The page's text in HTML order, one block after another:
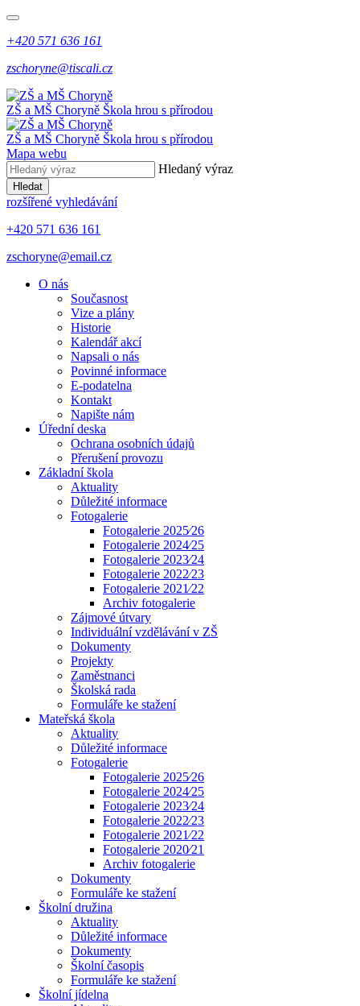
+420 571 636 161
zschoryne@tiscali.cz
ZŠ a MŠ Choryně Škola hrou s přírodou
ZŠ a MŠ Choryně Škola hrou s přírodou
Mapa webu
Hledaný výraz
Hledat
rozšířené vyhledávání
+420 571 636 161
zschoryne@email.cz
O nás
Současnost
Vize a plány
Historie
Kalendář akcí
Napsali o nás
Povinné informace
E-podatelna
Kontakt
Napište nám
Úřední deska
Ochrana osobních údajů
Přerušení provozu
Základní škola
Aktuality
Důležité informace
Fotogalerie
Fotogalerie 2025⁄26
Fotogalerie 2024⁄25
Fotogalerie 2023⁄24
Fotogalerie 2022⁄23
Fotogalerie 2021⁄22
Archiv fotogalerie
Zájmové útvary
Individuální vzdělávání v ZŠ
Dokumenty
Projekty
Zaměstnanci
Školská rada
Formuláře ke stažení
Mateřská škola
Aktuality
Důležité informace
Fotogalerie
Fotogalerie 2025⁄26
Fotogalerie 2024⁄25
Fotogalerie 2023⁄24
Fotogalerie 2022⁄23
Fotogalerie 2021⁄22
Fotogalerie 2020⁄21
Archiv fotogalerie
Dokumenty
Formuláře ke stažení
Školní družina
Aktuality
Důležité informace
Dokumenty
Školní časopis
Formuláře ke stažení
Školní jídelna